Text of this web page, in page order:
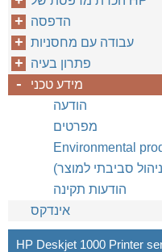
הדפסה
עבודה עם מחסניות
פתרון בעיה
מידע טכני
הודעה
מפרטים
Environmental
הודעות תקינה
אינדקס
HP Deskjet 1000 Printer